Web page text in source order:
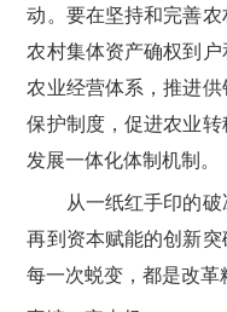
动。要在坚持和完善
农村集体资产确权到
农业经营体系，推进
保护制度，促进农业
发展一体化体制机制。
从一纸红手印的破
再到资本赋能的创新
每一次蜕变，都是改革